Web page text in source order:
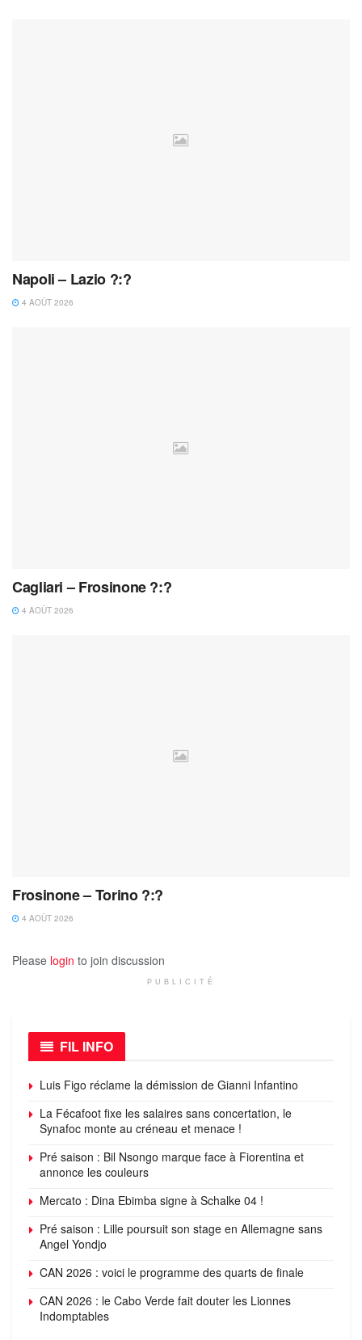
Napoli – Lazio ?:?
4 AOÛT 2026
Cagliari – Frosinone ?:?
4 AOÛT 2026
Frosinone – Torino ?:?
4 AOÛT 2026
Please login to join discussion
PUBLICITÉ
FIL INFO
Luis Figo réclame la démission de Gianni Infantino
La Fécafoot fixe les salaires sans concertation, le
Synafoc monte au créneau et menace !
Pré saison : Bil Nsongo marque face à Fiorentina et
annonce les couleurs
Mercato : Dina Ebimba signe à Schalke 04 !
Pré saison : Lille poursuit son stage en Allemagne sans
Angel Yondjo
CAN 2026 : voici le programme des quarts de finale
CAN 2026 : le Cabo Verde fait douter les Lionnes
Indomptables